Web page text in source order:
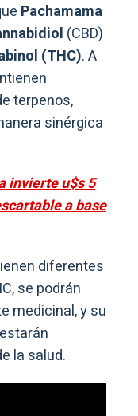
Pachamama
(CBD)
(THC). A
terpenos,
sinérgica
invierte u$s 5
a base
diferentes
se podrán
medicinal, y su
la salud.